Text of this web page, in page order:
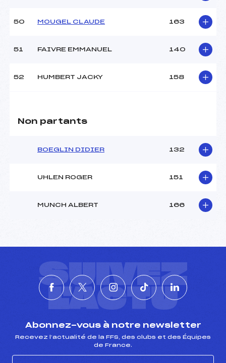
50 MOUGEL CLAUDE 163
51 FAIVRE EMMANUEL 140
52 HUMBERT JACKY 158
Non partants
BOEGLIN DIDIER 132
UHLEN ROGER 151
MUNCH ALBERT 166
SUIVEZ
L'ACTU
Abonnez-vous à notre newsletter
Recevez l’actualité de la FFS, des clubs et des Équipes
de France.